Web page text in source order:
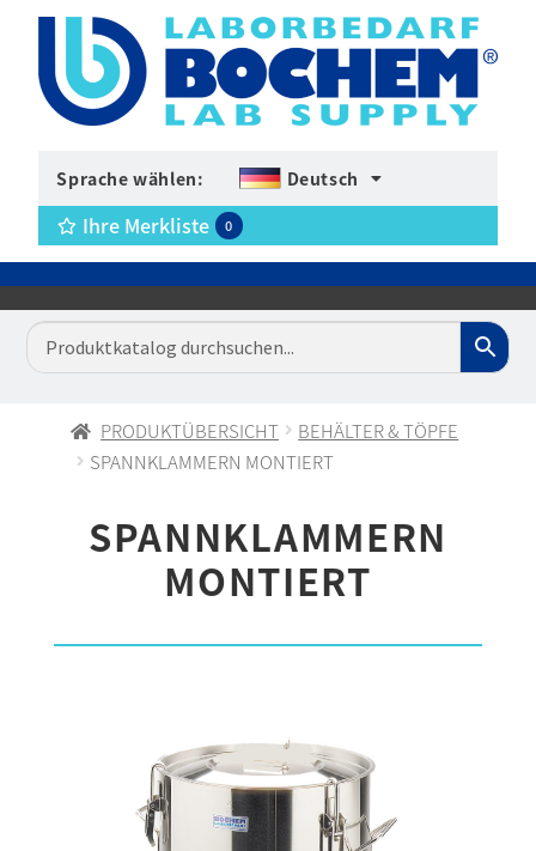
Sprache wählen: Deutsch
Ihre Merkliste 0
PRODUKTÜBERSICHT
BEHÄLTER & TÖPFE
SPANNKLAMMERN MONTIERT
SPANNKLAMMERN
MONTIERT